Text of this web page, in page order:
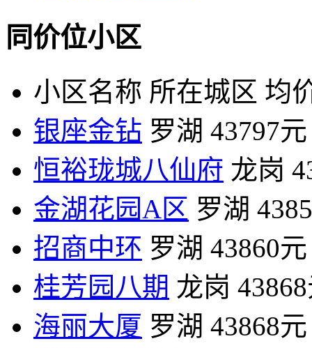
同价位小区
小区名称 所在城区 均
银座金钻 罗湖 43797元
恒裕珑城八仙府 龙岗
金湖花园A区 罗湖
招商中环 罗湖 43860元
桂芳园八期 龙岗
海丽大厦 罗湖 43868元